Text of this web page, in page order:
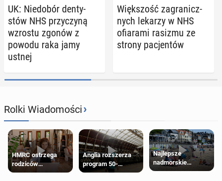
UK: Nie­do­bór den­ty­
stów NHS przy­czy­ną
wzrostu zgonów z
powodu raka jamy
ustnej
Więk­szość za­gra­nicz­
nych lekarzy w NHS
ofia­ra­mi rasizmu ze
strony pa­cjen­tów
Rolki Wiadomości›
HMRC ostrzega
rodziców
pobierających Child
Anglia rozszerza
program 50-
procentowych
Najlepsze
nadmorskie
miasteczko blisko